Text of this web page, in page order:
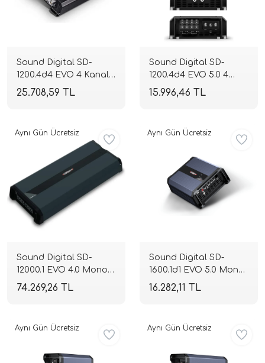
Sound Digital SD-
1200.4d4 EVO 4 Kanallı
Full Range Amplifikatör
| 4x300W RMS |
25.708,59 TL
Sound Digital SD-
1200.4d4 EVO 5.0 4
Kanallı Full Range
Amplifikatör | 4 Ohm
15.996,46 TL
Sound Digital SD-
12000.1 EVO 4.0 Mono
Blok Amplifikatör | 2
Ohm 12000W RMS | 4
74.269,26 TL
Aynı Gün Ücretsiz
Sound Digital SD-
1600.1d1 EVO 5.0 Mono
Blok Full Range
Amplifikatör | 1 Ohm
16.282,11 TL
Aynı Gün Ücretsiz
Aynı Gün Ücretsiz Aynı Gün Ücretsiz